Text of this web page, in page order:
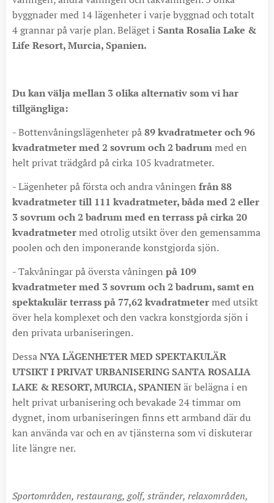
byggnader med 14 lägenheter i varje byggnad och totalt
4 grannar på varje plan. Beläget i Santa Rosalia Lake &
Life Resort, Murcia, Spanien.
Du kan välja mellan 3 olika alternativ som vi har
tillgängliga:
- Bottenvåningslägenheter på89 kvadratmeter och 96
kvadratmeter med 2 sovrum och 2 badrummed en
helt privat trädgård på cirka 105 kvadratmeter.
- Lägenheter på första och andra våningen från 88
kvadratmeter till 111 kvadratmeter, båda med 2 eller
3 sovrum och 2 badrum med en terrass på cirka 20
kvadratmetermed otrolig utsikt över den gemensamma
poolen och den imponerande konstgjorda sjön.
- Takvåningar på översta våningen på 109
kvadratmeter med 3 sovrum och 2 badrum, samt en
spektakulär terrass på 77,62 kvadratmetermed utsikt
över hela komplexet och den vackra konstgjorda sjön i
den privata urbaniseringen.
DessaNYA LÄGENHETER MED SPEKTAKULÄR
UTSIKT I PRIVAT URBANISERING SANTA ROSALIA
LAKE & RESORT, MURCIA, SPANIENär belägna i en
helt privat urbanisering och bevakade 24 timmar om
dygnet, inom urbaniseringen finns ett armband där du
kan använda var och en av tjänsterna som vi diskuterar
lite längre ner.
Sportområden, restaurang, golf, stränder, relaxområden,